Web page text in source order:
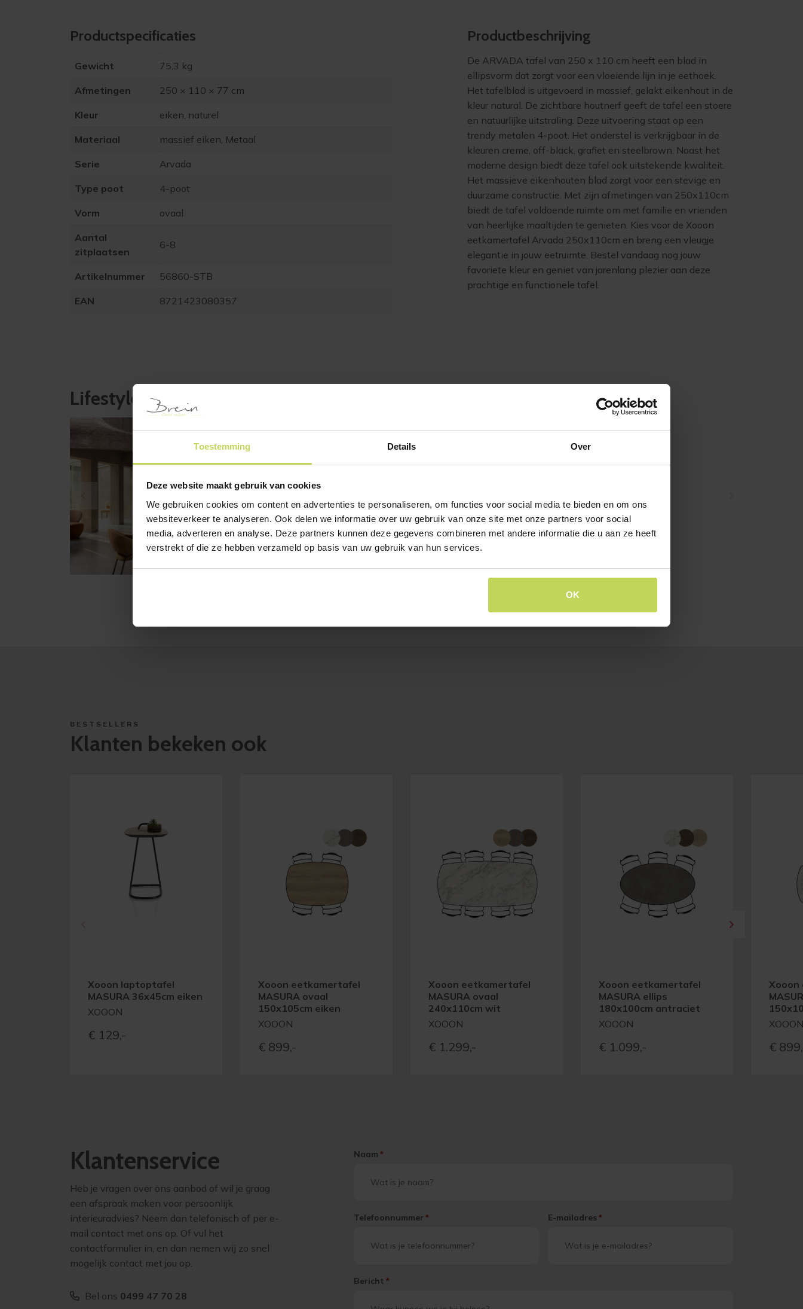
Toestemming Details Over
Deze website maakt gebruik van cookies
We gebruiken cookies om content en advertenties te personaliseren, om functies voor social media te bieden en om ons
websiteverkeer te analyseren. Ook delen we informatie over uw gebruik van onze site met onze partners voor social
media, adverteren en analyse. Deze partners kunnen deze gegevens combineren met andere informatie die u aan ze heeft
verstrekt of die ze hebben verzameld op basis van uw gebruik van hun services.
OK
Product­specificaties
Gewicht 75,3 kg
Afmetingen 250 × 110 × 77 cm
Kleur eiken, naturel
Materiaal massief eiken, Metaal
Serie Arvada
Type poot 4-poot
Vorm ovaal
Aantal
zitplaatsen
6-8
Artikelnummer 56860-STB
EAN 8721423080357
Product­beschrijving
De ARVADA tafel van 250 x 110 cm heeft een blad in
ellipsvorm dat zorgt voor een vloeiende lijn in je eethoek.
Het tafelblad is uitgevoerd in massief, gelakt eikenhout in de
kleur natural. De zichtbare houtnerf geeft de tafel een stoere
en natuurlijke uitstraling. Deze uitvoering staat op een
trendy metalen 4-poot. Het onderstel is verkrijgbaar in de
kleuren creme, off-black, grafiet en steelbrown. Naast het
moderne design biedt deze tafel ook uitstekende kwaliteit.
Het massieve eikenhouten blad zorgt voor een stevige en
duurzame constructie. Met zijn afmetingen van 250x110cm
biedt de tafel voldoende ruimte om met familie en vrienden
van heerlijke maaltijden te genieten. Kies voor de Xooon
eetkamertafel Arvada 250x110cm en breng een vleugje
elegantie in jouw eetruimte. Bestel vandaag nog jouw
favoriete kleur en geniet van jarenlang plezier aan deze
prachtige en functionele tafel.
Lifestyle-afbeeldingen
BESTSELLERS
Klanten bekeken ook
Xooon laptoptafel
MASURA 36x45cm eiken
XOOON
€ 129,-
Xooon eetkamertafel
MASURA ovaal
150x105cm eiken
XOOON
€ 899,-
Xooon eetkamertafel
MASURA ovaal
240x110cm wit
XOOON
€ 1.299,-
Xooon eetkamertafel
MASURA ellips
180x100cm antraciet
XOOON
€ 1.099,-
XOOON
€
Klantenservice
Heb je vragen over ons aanbod of wil je graag
een afspraak maken voor persoonlijk
interieuradvies? Neem dan telefonisch of per e-
mail contact met ons op. Of vul het
contactformulier in, en dan nemen wij zo snel
mogelijk contact met jou op.
Bel ons 0499 47 70 28
Naam *
Telefoonnummer * E-mailadres *
Bericht *